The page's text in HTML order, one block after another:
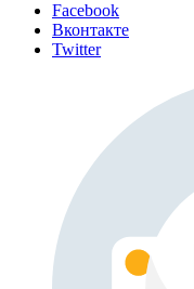
Facebook
Вконтакте
Twitter